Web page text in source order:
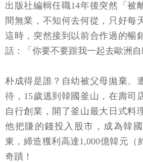
出版社編輯任職14年後突然「被
間無業，不知何去何從，只好每
這時，突然接到以前合作過的暢
話：「你要不要跟我一起去歐洲自
朴成得是誰？自幼被父母拋棄、
待，15歲逃到韓國釜山，在壽司
自行創業，開了釜山最大日式料
他把賺的錢投入股市，成為韓
東，締造獲利高達1,000億韓元（
奇蹟！